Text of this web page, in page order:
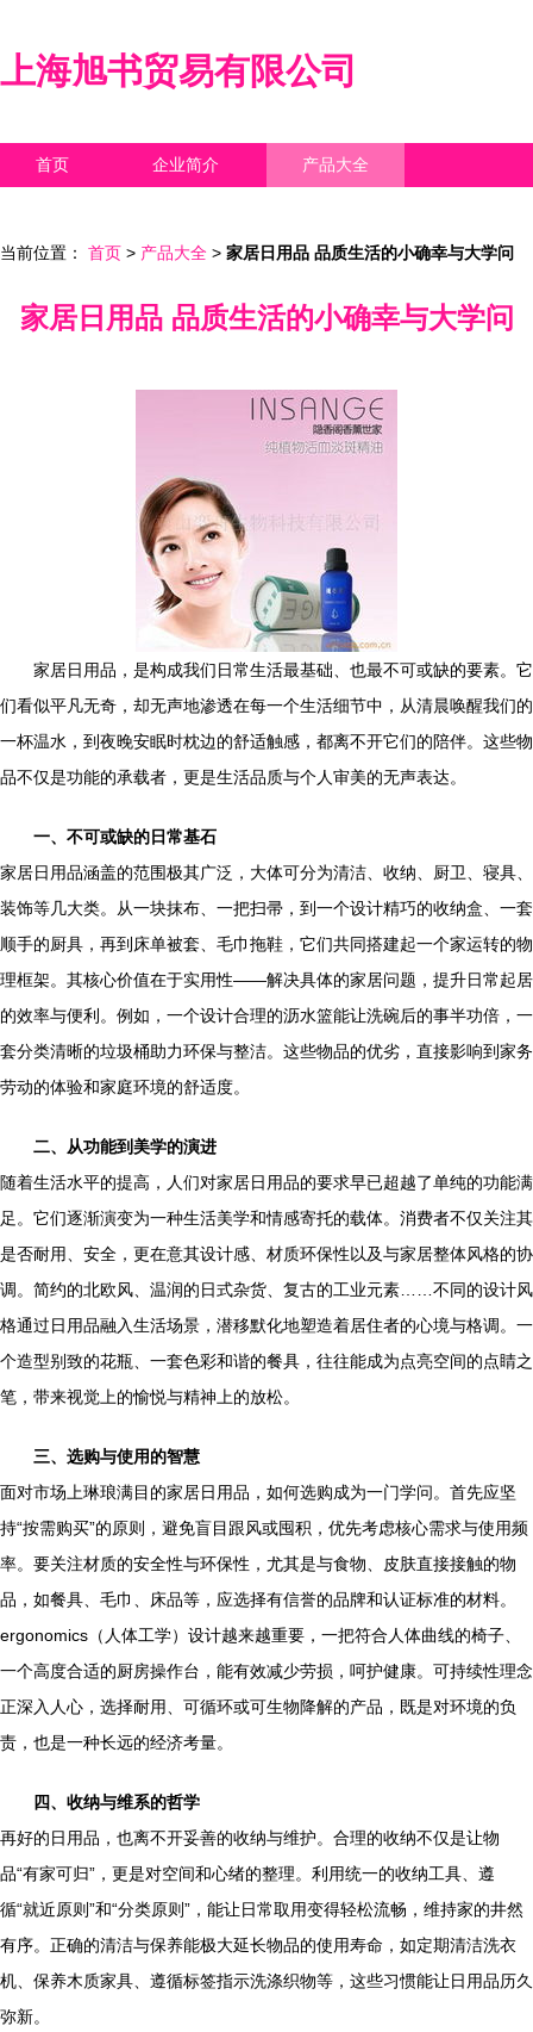
上海旭书贸易有限公司
首页 企业简介 产品大全
当前位置： 首页 > 产品大全 > 家居日用品 品质生活的小确幸与大学问
家居日用品 品质生活的小确幸与大学问
家居日用品，是构成我们日常生活最基础、也最不可或缺的要素。它
们看似平凡无奇，却无声地渗透在每一个生活细节中，从清晨唤醒我们的
一杯温水，到夜晚安眠时枕边的舒适触感，都离不开它们的陪伴。这些物
品不仅是功能的承载者，更是生活品质与个人审美的无声表达。
一、不可或缺的日常基石
家居日用品涵盖的范围极其广泛，大体可分为清洁、收纳、厨卫、寝具、
装饰等几大类。从一块抹布、一把扫帚，到一个设计精巧的收纳盒、一套
顺手的厨具，再到床单被套、毛巾拖鞋，它们共同搭建起一个家运转的物
理框架。其核心价值在于实用性——解决具体的家居问题，提升日常起居
的效率与便利。例如，一个设计合理的沥水篮能让洗碗后的事半功倍，一
套分类清晰的垃圾桶助力环保与整洁。这些物品的优劣，直接影响到家务
劳动的体验和家庭环境的舒适度。
二、从功能到美学的演进
随着生活水平的提高，人们对家居日用品的要求早已超越了单纯的功能满
足。它们逐渐演变为一种生活美学和情感寄托的载体。消费者不仅关注其
是否耐用、安全，更在意其设计感、材质环保性以及与家居整体风格的协
调。简约的北欧风、温润的日式杂货、复古的工业元素……不同的设计风
格通过日用品融入生活场景，潜移默化地塑造着居住者的心境与格调。一
个造型别致的花瓶、一套色彩和谐的餐具，往往能成为点亮空间的点睛之
笔，带来视觉上的愉悦与精神上的放松。
三、选购与使用的智慧
面对市场上琳琅满目的家居日用品，如何选购成为一门学问。首先应坚
持“按需购买”的原则，避免盲目跟风或囤积，优先考虑核心需求与使用频
率。要关注材质的安全性与环保性，尤其是与食物、皮肤直接接触的物
品，如餐具、毛巾、床品等，应选择有信誉的品牌和认证标准的材料。
ergonomics（人体工学）设计越来越重要，一把符合人体曲线的椅子、
一个高度合适的厨房操作台，能有效减少劳损，呵护健康。可持续性理念
正深入人心，选择耐用、可循环或可生物降解的产品，既是对环境的负
责，也是一种长远的经济考量。
四、收纳与维系的哲学
再好的日用品，也离不开妥善的收纳与维护。合理的收纳不仅是让物
品“有家可归”，更是对空间和心绪的整理。利用统一的收纳工具、遵
循“就近原则”和“分类原则”，能让日常取用变得轻松流畅，维持家的井然
有序。正确的清洁与保养能极大延长物品的使用寿命，如定期清洁洗衣
机、保养木质家具、遵循标签指示洗涤织物等，这些习惯能让日用品历久
弥新。